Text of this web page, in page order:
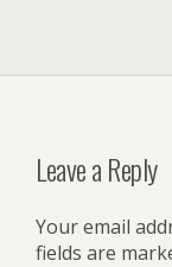
Leave a Reply
Your email
fields are